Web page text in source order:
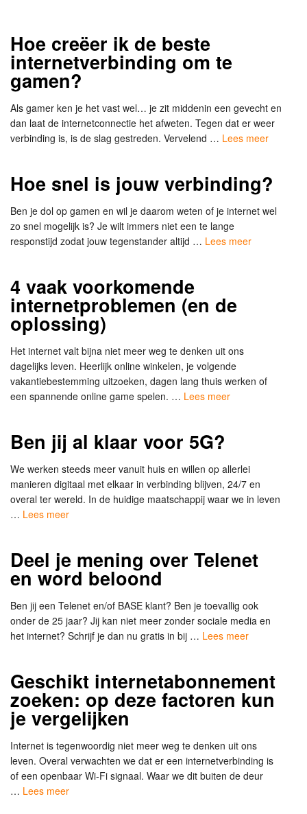
Hoe creëer ik de beste
internetverbinding om te
gamen?
Als gamer ken je het vast wel… je zit middenin een gevecht en
dan laat de internetconnectie het afweten. Tegen dat er weer
verbinding is, is de slag gestreden. Vervelend … Lees meer
Hoe snel is jouw verbinding?
Ben je dol op gamen en wil je daarom weten of je internet wel
zo snel mogelijk is? Je wilt immers niet een te lange
responstijd zodat jouw tegenstander altijd … Lees meer
4 vaak voorkomende
internetproblemen (en de
oplossing)
Het internet valt bijna niet meer weg te denken uit ons
dagelijks leven. Heerlijk online winkelen, je volgende
vakantiebestemming uitzoeken, dagen lang thuis werken of
een spannende online game spelen. … Lees meer
Ben jij al klaar voor 5G?
We werken steeds meer vanuit huis en willen op allerlei
manieren digitaal met elkaar in verbinding blijven, 24/7 en
overal ter wereld. In de huidige maatschappij waar we in leven
… Lees meer
Deel je mening over Telenet
en word beloond
Ben jij een Telenet en/of BASE klant? Ben je toevallig ook
onder de 25 jaar? Jij kan niet meer zonder sociale media en
het internet? Schrijf je dan nu gratis in bij … Lees meer
Geschikt internetabonnement
zoeken: op deze factoren kun
je vergelijken
Internet is tegenwoordig niet meer weg te denken uit ons
leven. Overal verwachten we dat er een internetverbinding is
of een openbaar Wi-Fi signaal. Waar we dit buiten de deur
… Lees meer